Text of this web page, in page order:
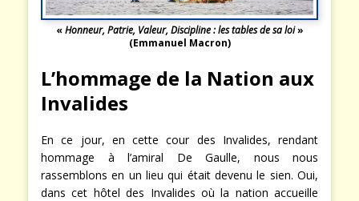
«Honneur, Patrie, Valeur, Discipline : les tables de sa loi »
(Emmanuel Macron)
L’hommage de la Nation aux
Invalides
En ce jour, en cette cour des Invalides, rendant
hommage à l’amiral De Gaulle, nous nous
rassemblons en un lieu qui était devenu le sien. Oui,
dans cet hôtel des Invalides où la nation accueille